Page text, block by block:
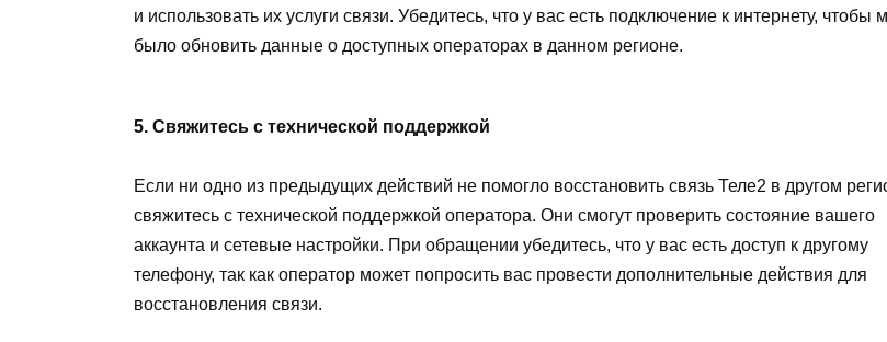
и использовать их услуги связи. Убедитесь, что у вас есть подключение к интернету, чтобы
было обновить данные о доступных операторах в данном регионе.
5. Свяжитесь с технической поддержкой
Если ни одно из предыдущих действий не помогло восстановить связь Теле2 в другом
свяжитесь с технической поддержкой оператора. Они смогут проверить состояние вашего
аккаунта и сетевые настройки. При обращении убедитесь, что у вас есть доступ к другому
телефону, так как оператор может попросить вас провести дополнительные действия для
восстановления связи.